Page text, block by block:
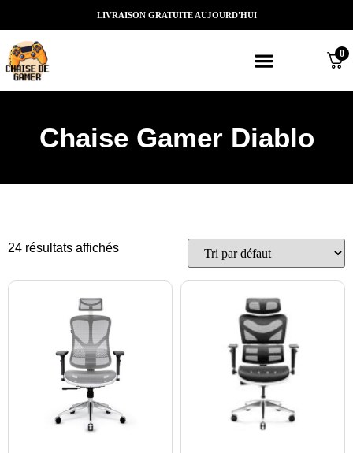
LIVRAISON GRATUITE AUJOURD'HUI
0
Chaise Gamer Diablo
24 résultats affichés